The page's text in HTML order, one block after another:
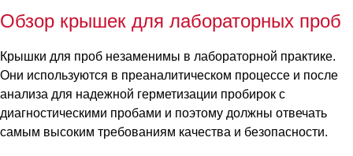
Обзор крышек для лабораторных проб
Крышки для проб незаменимы в лабораторной практике.
Они используются в преаналитическом процессе и после
анализа для надежной герметизации пробирок с
диагностическими пробами и поэтому должны отвечать
самым высоким требованиям качества и безопасности.